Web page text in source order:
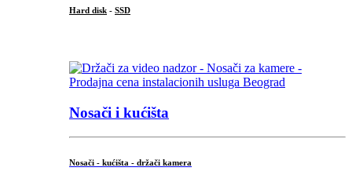
Hard disk - SSD
Nosači i kućišta
Nosači - kućišta - držači kamera